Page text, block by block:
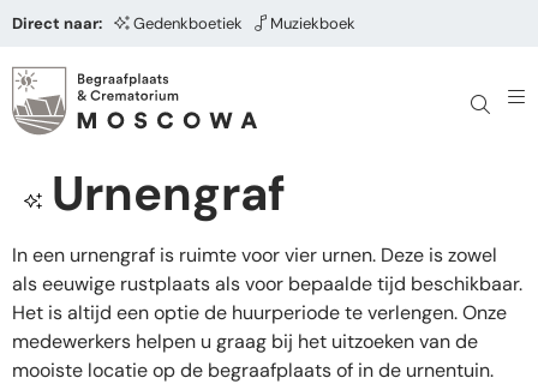
Direct naar: Gedenkboetiek Muziekboek
Urnengraf
In een urnengraf is ruimte voor vier urnen. Deze is zowel
als eeuwige rustplaats als voor bepaalde tijd beschikbaar.
Het is altijd een optie de huurperiode te verlengen. Onze
medewerkers helpen u graag bij het uitzoeken van de
mooiste locatie op de begraafplaats of in de urnentuin.